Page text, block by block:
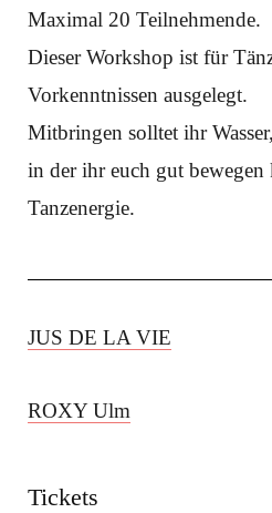
Maximal 20 Teilnehmende.
Dieser Workshop ist für
Vorkenntnissen ausgelegt.
Mitbringen solltet ihr
in der ihr euch gut
Tanzenergie.
JUS DE LA VIE
ROXY Ulm
Tickets